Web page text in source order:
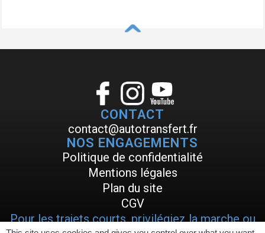
^
CONTACT
contact@autotransfert.fr
NOS ENGAGEMENTS
Politique de confidentialité
Mentions légales
Plan du site
CGV
Pour les trajets courts, privilégiez la marche ou